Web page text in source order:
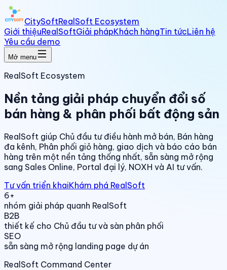
CitySoftRealSoft Ecosystem
Giới thiệuRealSoftGiải phápKhách hàngTin tứcLiên hệ
Yêu cầu demo
Mở menu
RealSoft Ecosystem
Nền tảng giải pháp chuyển đổi số
bán hàng & phân phối bất động sản
RealSoft giúp Chủ đầu tư điều hành mở bán, Bán hàng
đa kênh, Phân phối giỏ hàng, giao dịch và báo cáo bán
hàng trên một nền tảng thống nhất, sẵn sàng mở rộng
sang Sales Online, Portal đại lý, NOXH và AI tư vấn.
Tư vấn triển khaiKhám phá RealSoft
6+
nhóm giải pháp quanh RealSoft
B2B
thiết kế cho Chủ đầu tư và sàn phân phối
SEO
sẵn sàng mở rộng landing page dự án
RealSoft Command Center